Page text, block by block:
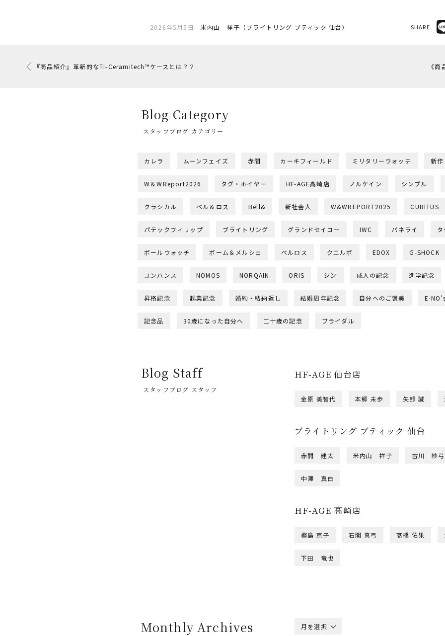
2026年5月5日 米内山 祥子（ブライトリング ブティック 仙台） SHARE
『商品紹介』革新的なTi-Ceramitech™ケースとは？？ 《
Blog Category
スタッフブログ カテゴリー
カレラ ムーンフェイズ 赤間 カーキフィールド ミリタリーウォッチ 新作
W＆WReport2026 タグ・ホイヤー HF-AGE高崎店 ノルケイン シンプル
クラシカル ベル＆ロス Bell& 新社会人 W&WREPORT2025 CUBITUS
パテックフィリップ ブライトリング グランドセイコー IWC パネライ
ボールウォッチ ボーム＆メルシェ ベルロス クエルボ EDOX G-SHOCK
ユンハンス NOMOS NORQAIN ORIS ジン 成人の記念 進学記念
昇格記念 起業記念 婚約・結納返し 結婚周年記念 自分へのご褒美 E-
記念品 30歳になった自分へ 二十歳の記念 ブライダル
Blog Staff
スタッフブログ スタッフ
HF-AGE 仙台店
金原 美智代 本郷 未歩 矢部 誠
ブライトリング ブティック 仙台
赤間 建太 米内山 祥子 古川 紗弓
中澤 真白
HF-AGE 高崎店
橳島 京子 石関 真弓 髙橋 佑果
下田 竜也
Monthly Archives 月を選択